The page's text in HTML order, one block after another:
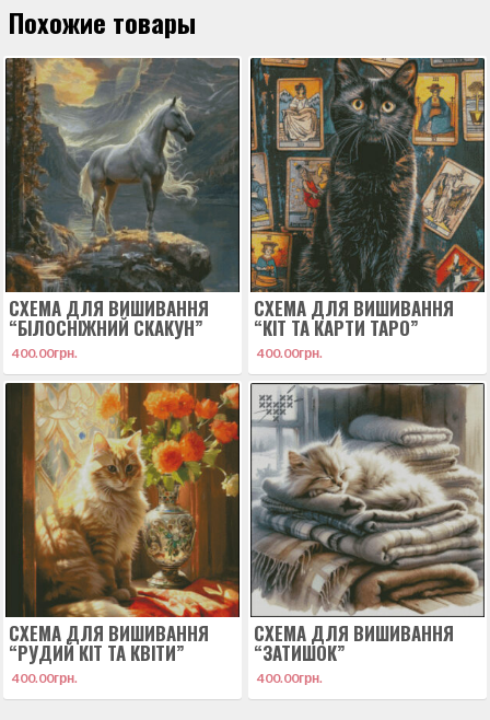
Похожие товары
СХЕМА ДЛЯ ВИШИВАННЯ
“БІЛОСНІЖНИЙ СКАКУН”
400.00грн.
СХЕМА ДЛЯ ВИШИВАННЯ
“КІТ ТА КАРТИ ТАРО”
400.00грн.
СХЕМА ДЛЯ ВИШИВАННЯ
“РУДИЙ КІТ ТА КВІТИ”
400.00грн.
СХЕМА ДЛЯ ВИШИВАННЯ
“ЗАТИШОК”
400.00грн.